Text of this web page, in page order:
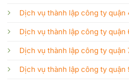
Dịch vụ thành lập công ty quận
Dịch vụ thành lập công ty quận
Dịch vụ thành lập công ty quận
Dịch vụ thành lập công ty quận